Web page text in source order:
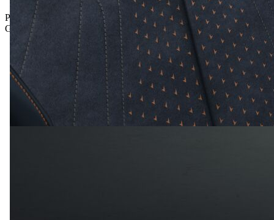
Prämie inkludiert
Gesamtpreis inkl. NoVA und inkl. MwSt.